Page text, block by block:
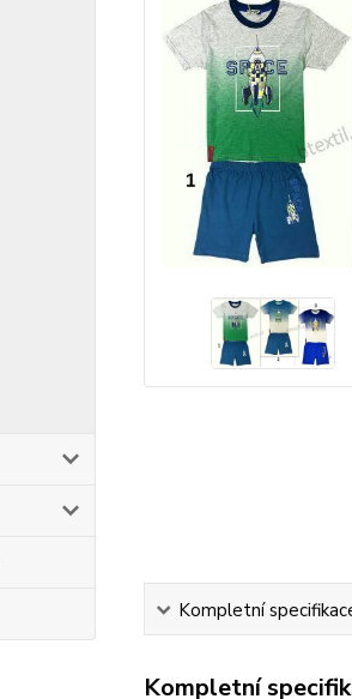
Kompletní
Kompletní